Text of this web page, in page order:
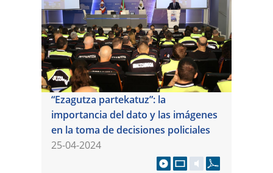
“Ezagutza partekatuz”: la
importancia del dato y las imágenes
en la toma de decisiones policiales
25-04-2024